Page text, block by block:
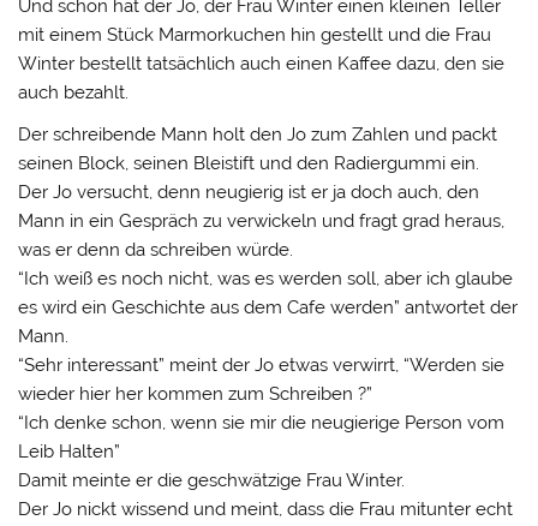
Und schon hat der Jo, der Frau Winter einen kleinen Teller
mit einem Stück Marmorkuchen hin gestellt und die Frau
Winter bestellt tatsächlich auch einen Kaffee dazu, den sie
auch bezahlt.
Der schreibende Mann holt den Jo zum Zahlen und packt
seinen Block, seinen Bleistift und den Radiergummi ein.
Der Jo versucht, denn neugierig ist er ja doch auch, den
Mann in ein Gespräch zu verwickeln und fragt grad heraus,
was er denn da schreiben würde.
“Ich weiß es noch nicht, was es werden soll, aber ich glaube
es wird ein Geschichte aus dem Cafe werden” antwortet der
Mann.
“Sehr interessant” meint der Jo etwas verwirrt, “Werden sie
wieder hier her kommen zum Schreiben ?”
“Ich denke schon, wenn sie mir die neugierige Person vom
Leib Halten”
Damit meinte er die geschwätzige Frau Winter.
Der Jo nickt wissend und meint, dass die Frau mitunter echt